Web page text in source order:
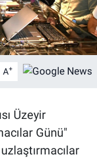
A+
Üzeyir
Günü"